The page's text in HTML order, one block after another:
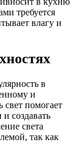
требуется
влагу и
в
и
свет помогает
создавать
света
так как